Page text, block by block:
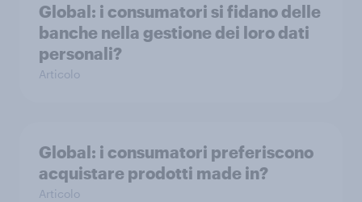
Global: i consumatori si fidano delle
banche nella gestione dei loro dati
personali?
Articolo
Global: i consumatori preferiscono
acquistare prodotti made in?
Articolo